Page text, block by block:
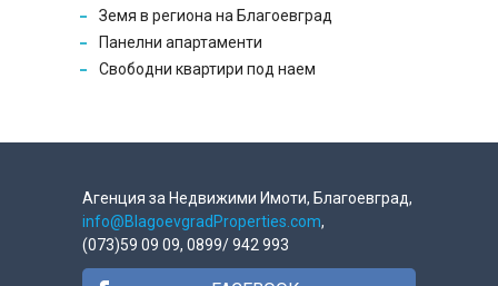
Земя в региона на Благоевград
Панелни апартаменти
Свободни квартири под наем
Агенция за Недвижими Имоти, Благоевград,
info@BlagoevgradProperties.com,
(073)59 09 09, 0899/ 942 993